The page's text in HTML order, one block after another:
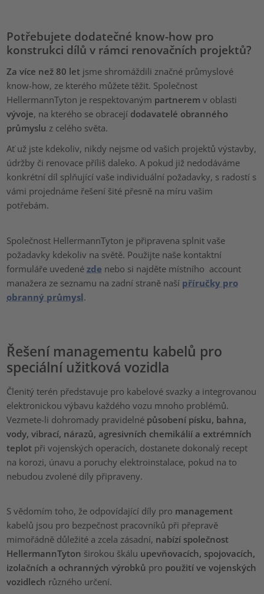
Potřebujete dodatečné know-how pro
konstrukci dílů v rámci renovačních projektů?
Za více než 80 let jsme shromáždili značné průmyslové
know-how, ze kterého můžete těžit. Společnost
HellermannTyton je respektovaným partnerem v oblasti
vývoje, na kterého se obracejí dodavatelé obranného
průmyslu z celého světa.
Ať už jste kdekoliv, nikdy nejsme od vašich projektů výstavby,
údržby či renovace příliš daleko. A pokud již nedodáváme
konkrétní díl splňující vaše individuální požadavky, s radostí s
vámi projednáme řešení šité přesně na míru vašim
potřebám.
Společnost HellermannTyton je připravena splnit vaše
požadavky kdekoliv na světě. Použijte naše kontaktní
formuláře uvedenézde nebo si najděte místního account
manažera ze seznamu na zadní straně naší příručky pro
obranný průmysl.
Řešení managementu kabelů pro
speciální užitková vozidla
Členitý terén představuje pro kabelové svazky a integrovanou
elektronickou výbavu každého vozu mnoho problémů.
Vezmete-li dohromady pravidelné působení písku, bahna,
vody, vibrací, nárazů, agresivních chemikálií a extrémních
teplot při vojenských operacích, dostanete dokonalý recept
na korozi, únavu a poruchy elektroinstalace, pokud na to
nebudou zvolené díly připraveny.
S vědomím toho, že odpovídající díly pro management
kabelů jsou pro bezpečnost pracovníků při přepravě
mimořádně důležité a zcela zásadní, nabízí společnost
HellermannTyton širokou škálu upevňovacích, spojovacích,
izolačních a ochranných výrobků pro použití ve vojenských
vozidlech různého určení.